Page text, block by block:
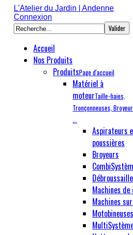
L'Atelier du Jardin | Andenne
Connexion
Accueil
Nos Produits
ProduitsPage d'accueil
Matériel à
moteurTaille-haies,
Tronçonneuses,
...
Aspirateurs
poussières
Broyeurs
Machines
Machines
Motobineuses